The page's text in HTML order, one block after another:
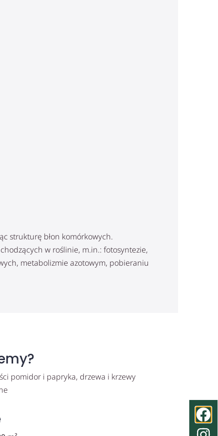
strukturę błon komórkowych.
w roślinie, m.in.: fotosyntezie,
metabolizmie azotowym, pobieraniu
pomidor i papryka, drzewa i krzewy